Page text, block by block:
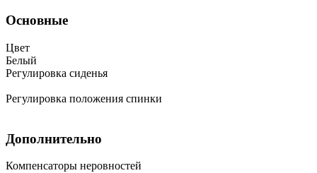
Основные
Цвет
Белый
Регулировка сиденья
Регулировка положения спинки
Дополнительно
Компенсаторы неровностей